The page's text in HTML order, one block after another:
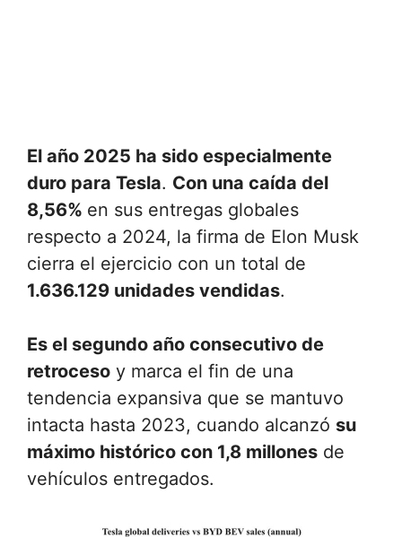
El año 2025 ha sido especialmente
duro para Tesla. Con una caída del
8,56% en sus entregas globales
respecto a 2024, la firma de Elon Musk
cierra el ejercicio con un total de
1.636.129 unidades vendidas.
Es el segundo año consecutivo de
retroceso y marca el fin de una
tendencia expansiva que se mantuvo
intacta hasta 2023, cuando alcanzó su
máximo histórico con 1,8 millones de
vehículos entregados.